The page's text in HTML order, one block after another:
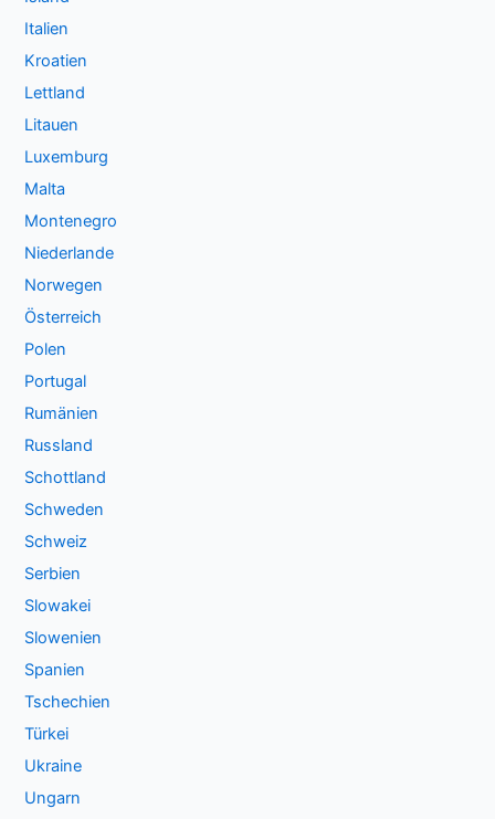
Italien
Kroatien
Lettland
Litauen
Luxemburg
Malta
Montenegro
Niederlande
Norwegen
Österreich
Polen
Portugal
Rumänien
Russland
Schottland
Schweden
Schweiz
Serbien
Slowakei
Slowenien
Spanien
Tschechien
Türkei
Ukraine
Ungarn